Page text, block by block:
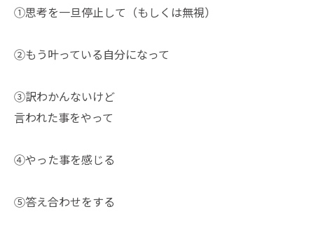
①思考を一旦停止して（もしくは無視）
②もう叶っている自分になって
③訳わかんないけど
言われた事をやって
④やった事を感じる
⑤答え合わせをする